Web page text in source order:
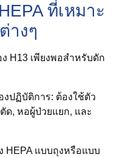
ที่เหมาะ
างๆ
ง H13 เพียงพอสำหรับดัก
งปฏิบัติการ: ต้องใช้ตัว
ด, หอผู้ป่วยแยก, และ
HEPA แบบถุงหรือแบบ